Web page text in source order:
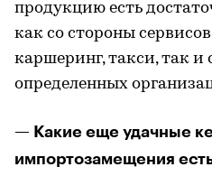
продукцию есть
как со стороны
каршеринг, такси, так и
определенных
— Какие еще удачные
импортозамещения